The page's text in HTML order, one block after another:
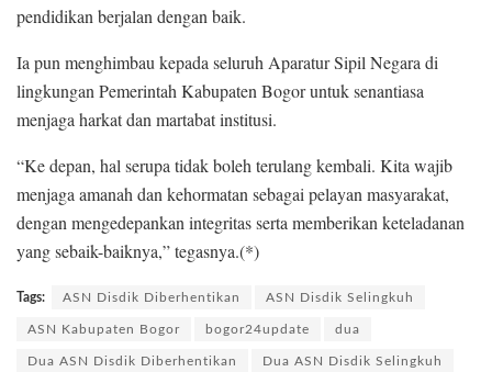
pendidikan berjalan dengan baik.
Ia pun menghimbau kepada seluruh Aparatur Sipil Negara di
lingkungan Pemerintah Kabupaten Bogor untuk senantiasa
menjaga harkat dan martabat institusi.
“Ke depan, hal serupa tidak boleh terulang kembali. Kita wajib
menjaga amanah dan kehormatan sebagai pelayan masyarakat,
dengan mengedepankan integritas serta memberikan keteladanan
yang sebaik-baiknya,” tegasnya.(*)
Tags: ASN Disdik Diberhentikan ASN Disdik Selingkuh
ASN Kabupaten Bogor bogor24update dua
Dua ASN Disdik Diberhentikan Dua ASN Disdik Selingkuh